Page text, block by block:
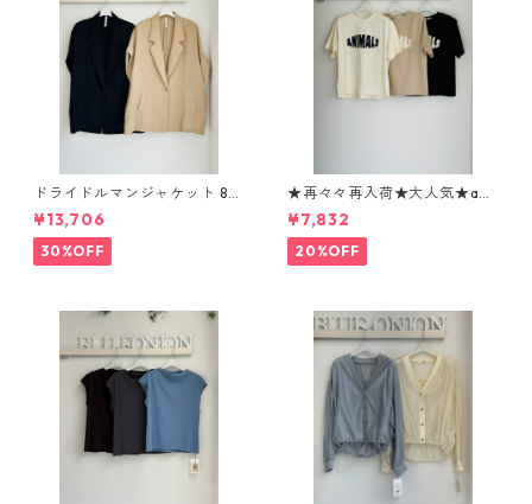
ドライドルマンジャケット 80
268317 dignitecollier
¥13,706
30%OFF
★再々々再入荷★大人気★ani
malロゴTシャツ 1260104 sev
en days
¥7,832
20%OFF